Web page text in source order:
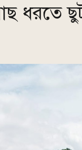
ধরতে